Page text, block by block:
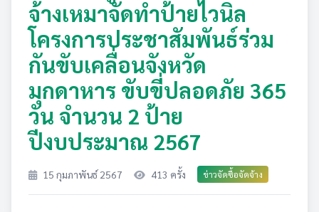
จ้างเหมาจัดทำป้ายไวนิล
โครงการประชาสัมพันธ์ร่วม
กันขับเคลื่อนจังหวัด
มุกดาหาร ขับขี่ปลอดภัย 365
วัน จำนวน 2 ป้าย
ปีงบประมาณ 2567
15 กุมภาพันธ์ 2567 413 ครั้ง ข่าวจัดซื้อจัดจ้าง